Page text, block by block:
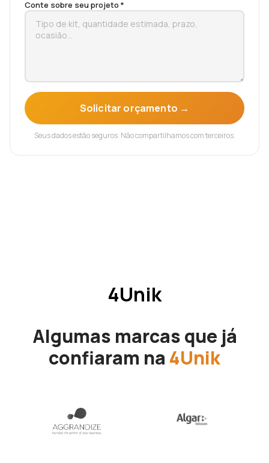
Conte sobre seu projeto *
Solicitar orçamento →
Seus dados estão seguros. Não compartilhamos com terceiros.
4Unik
Algumas marcas que já
confiaram na 4Unik